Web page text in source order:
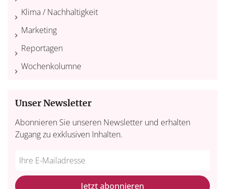
Klima / Nachhaltigkeit
Marketing
Reportagen
Wochenkolumne
Unser Newsletter
Abonnieren Sie unseren Newsletter und erhalten
Zugang zu exklusiven Inhalten.
Do
fill
*Ihre
Mailadresse:
Jetzt abonnieren